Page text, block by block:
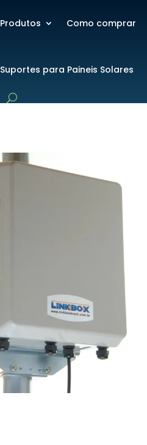
Produtos Como comprar
Suportes para Paineis Solares